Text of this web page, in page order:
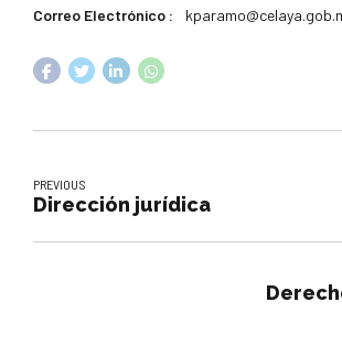
Correo Electrónico :
PREVIOUS
Dirección jurídica